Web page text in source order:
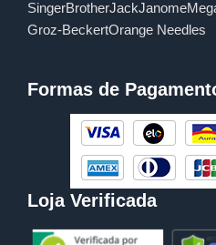
SingerBrotherJackJanome
Groz-BeckertOrange Needles
Formas de
Loja Verificada